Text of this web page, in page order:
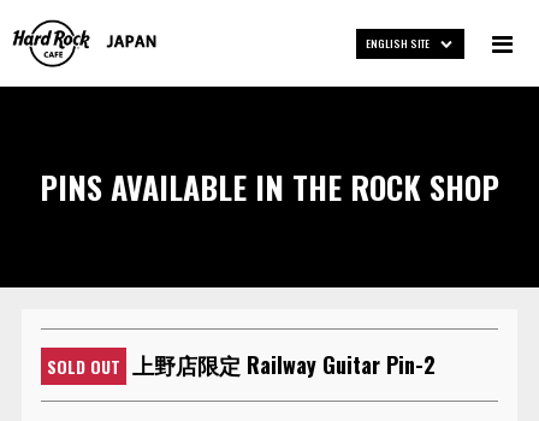
ENGLISH SITE
PINS AVAILABLE IN THE ROCK SHOP
SOLD OUT 上野店限定 Railway Guitar Pin-2